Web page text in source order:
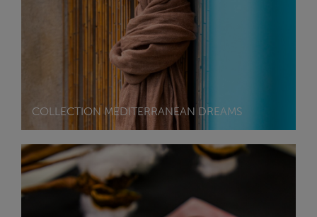
COLLECTION MEDITERRANEAN DREAMS